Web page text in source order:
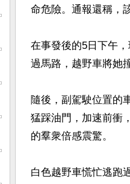
命危險。通報還稱，
在事發後的5日下午
過馬路，越野車將她
隨後，副駕駛位置的
猛踩油門，加速前衝
的羣衆倍感震驚。
白色越野車慌忙逃跑